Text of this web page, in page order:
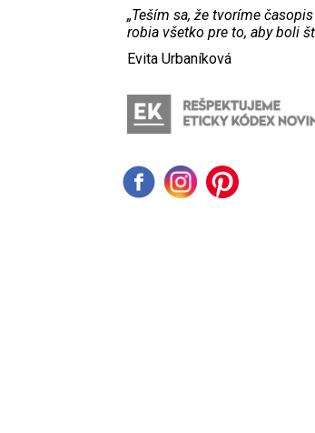
„Teším sa, že tvoríme
robia všetko pre to, aby boli
Evita Urbaníková